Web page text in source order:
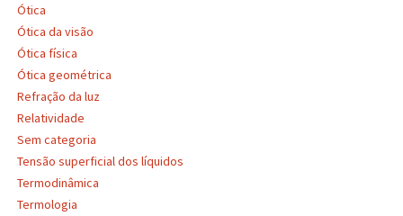
Ótica
Ótica da visão
Ótica física
Ótica geométrica
Refração da luz
Relatividade
Sem categoria
Tensão superficial dos líquidos
Termodinâmica
Termologia